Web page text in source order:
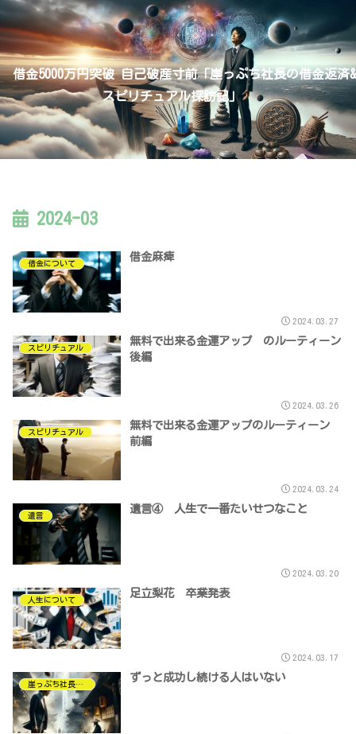
借金5000万円突破 自己破産寸前「崖っぷち社長の借金返済&
スピリチュアル探訪記」
2024-03
借金について
借金麻痺
2024.03.27
スピリチュアル
無料で出来る金運アップ のルーティーン
後編
2024.03.26
スピリチュアル
無料で出来る金運アップのルーティーン
前編
2024.03.24
遺言
遺言④ 人生で一番たいせつなこと
2024.03.20
人生について
足立梨花 卒業発表
2024.03.17
崖っぷち社長について
ずっと成功し続ける人はいない